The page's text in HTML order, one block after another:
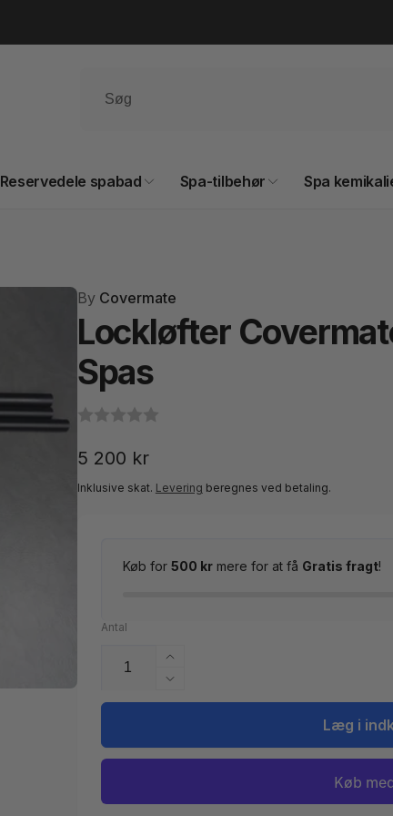
Reservedele spabad Spa-tilbehør Spa
ByCovermate
Lockløfter
Spas
Normalpris
5 200 kr
Inklusive skat. Levering beregnes ved betaling.
Køb for 500 krmere for at få Gratis fragt!
Antal
Øg
antallet
for
1
Reducer
antallet
Lockløfter
Covermate
Curve
Læg i